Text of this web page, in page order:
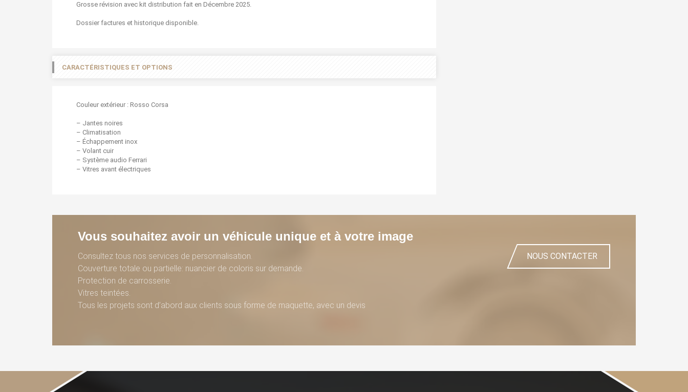
Grosse révision avec kit distribution fait en Décembre 2025.
Dossier factures et historique disponible.
CARACTÉRISTIQUES ET OPTIONS
Couleur extérieur : Rosso Corsa
– Jantes noires
– Climatisation
– Échappement inox
– Volant cuir
– Système audio Ferrari
– Vitres avant électriques
Vous souhaitez avoir un véhicule unique et à votre image
Consultez tous nos services de personnalisation.
Couverture totale ou partielle: nuancier de coloris sur demande.
Protection de carrosserie.
Vitres teintées.
Tous les projets sont d’abord aux clients sous forme de maquette, avec un devis
NOUS CONTACTER